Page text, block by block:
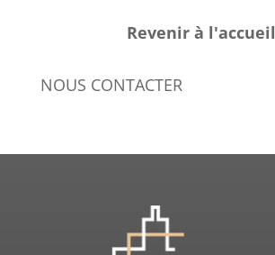
Revenir à l'accueil
NOUS CONTACTER